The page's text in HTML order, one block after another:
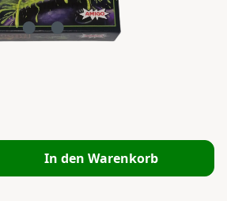
Gib den gewünschten
In den Warenkorb